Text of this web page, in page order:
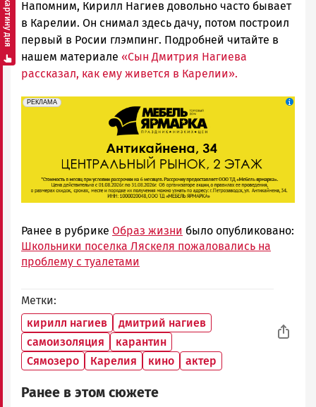
Напомним, Кирилл Нагиев довольно часто бывает
в Карелии. Он снимал здесь дачу, потом построил
первый в Росии глэмпинг. Подробней читайте в
нашем материале «Сын Дмитрия Нагиева
рассказал, как ему живется в Карелии».
erid: 2SDnjeFymr3
РЕКЛАМА
Реклама
Ранее в рубрике Образ жизни было опубликовано:
Школьники поселка Ляскеля пожаловались на
проблему с туалетами
Метки
кирилл нагиев
дмитрий нагиев
самоизоляция
карантин
Сямозеро
Карелия кино актер
Ранее в этом сюжете